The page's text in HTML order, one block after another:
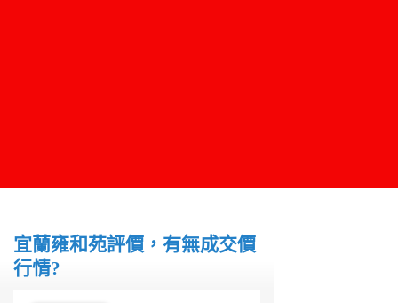
宜蘭雍和苑評價，有無成交價
行情?